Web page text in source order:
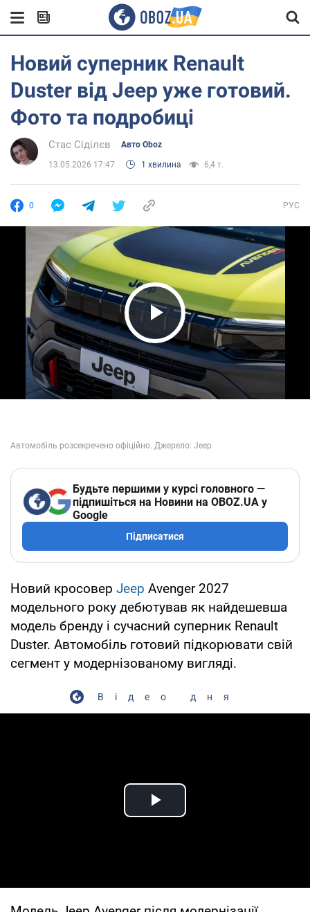
Новий суперник Renault
Duster від Jeep уже готовий.
Фото та подробиці
Стас Сіділєв Авто Oboz
13.05.2026 17:47 1 хвилина 6,4 т.
0 РУС
Play Video
Будьте першими у курсі головного —
підпишіться на Новини на OBOZ.UA у
Google
Підписатися
Новий кросовер Jeep Avenger 2027
модельного року дебютував як найдешевша
модель бренду і сучасний суперник Renault
Duster. Автомобіль готовий підкорювати свій
сегмент у модернізованому вигляді.
Відео дня
Play Video